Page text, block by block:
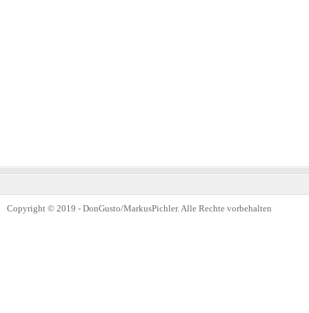
Copyright © 2019 - DonGusto/MarkusPichler. Alle Rechte vorbehalten